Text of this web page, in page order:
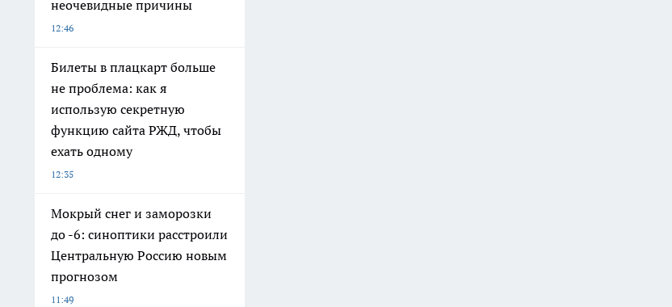
неочевидные причины
12:46
Билеты в плацкарт больше
не проблема: как я
использую секретную
функцию сайта РЖД, чтобы
ехать одному
12:35
Мокрый снег и заморозки
до -6: синоптики расстроили
Центральную Россию новым
прогнозом
11:49